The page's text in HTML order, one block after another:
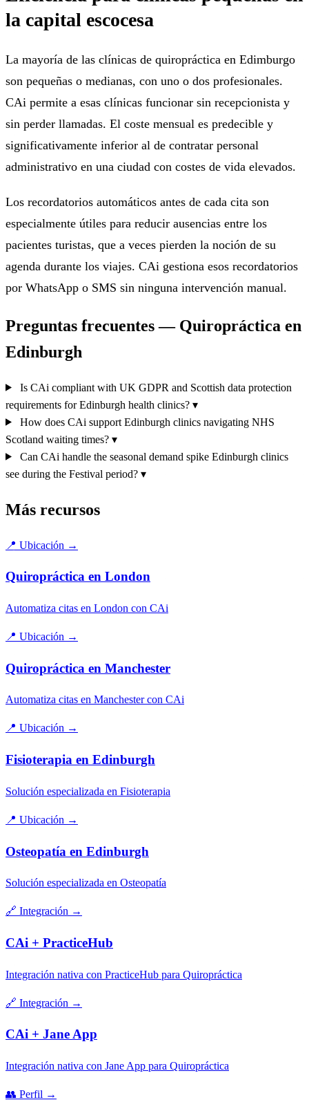
la capital escocesa
La mayoría de las clínicas de quiropráctica en Edimburgo
son pequeñas o medianas, con uno o dos profesionales.
CAi permite a esas clínicas funcionar sin recepcionista y
sin perder llamadas. El coste mensual es predecible y
significativamente inferior al de contratar personal
administrativo en una ciudad con costes de vida elevados.
Los recordatorios automáticos antes de cada cita son
especialmente útiles para reducir ausencias entre los
pacientes turistas, que a veces pierden la noción de su
agenda durante los viajes. CAi gestiona esos recordatorios
por WhatsApp o SMS sin ninguna intervención manual.
Preguntas frecuentes — Quiropráctica en
Edinburgh
Is CAi compliant with UK GDPR and Scottish data protection
requirements for Edinburgh health clinics? ▾
How does CAi support Edinburgh clinics navigating NHS
Scotland waiting times? ▾
Can CAi handle the seasonal demand spike Edinburgh clinics
see during the Festival period? ▾
Más recursos
📍 Ubicación →
Quiropráctica en London
Automatiza citas en London con CAi
📍 Ubicación →
Quiropráctica en Manchester
Automatiza citas en Manchester con CAi
📍 Ubicación →
Fisioterapia en Edinburgh
Solución especializada en Fisioterapia
📍 Ubicación →
Osteopatía en Edinburgh
Solución especializada en Osteopatía
🔗 Integración →
CAi + PracticeHub
Integración nativa con PracticeHub para Quiropráctica
🔗 Integración →
CAi + Jane App
Integración nativa con Jane App para Quiropráctica
👥 Perfil →